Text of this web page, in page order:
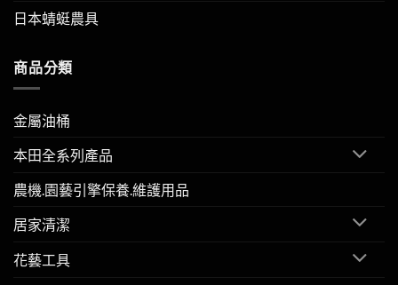
日本蜻蜓農具
商品分類
金屬油桶
本田全系列產品
農機.園藝引擎保養.維護用品
居家清潔
花藝工具